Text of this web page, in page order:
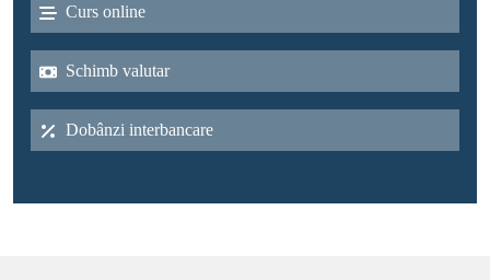
Curs online
Schimb valutar
Dobânzi interbancare